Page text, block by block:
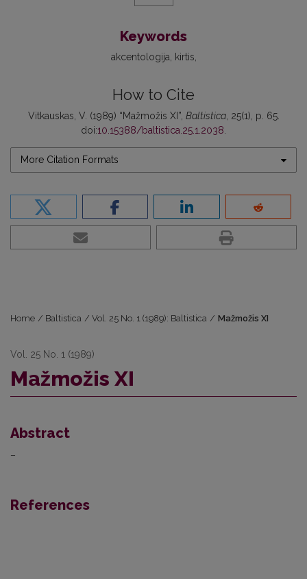
Keywords
akcentologija kirtis
How to Cite
Vitkauskas, V. (1989) “Mažmožis XI”, Baltistica, 25(1), p. 65.
doi:10.15388/baltistica.25.1.2038.
More Citation Formats
Home / Baltistica / Vol. 25 No. 1 (1989): Baltistica / Mažmožis XI
Vol. 25 No. 1 (1989)
Mažmožis XI
Abstract
–
References